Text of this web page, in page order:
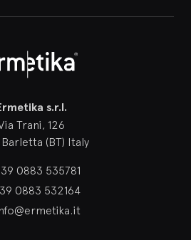
s.r.l.
Trani, 126
Barletta (BT) Italy
0883 535781
0883 532164